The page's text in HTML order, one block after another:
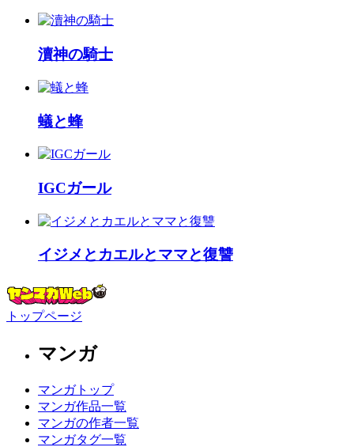
瀆神の騎士
蟻と蜂
IGCガール
イジメとカエルとママと復讐
トップページ
マンガ
マンガトップ
マンガ作品一覧
マンガの作者一覧
マンガタグ一覧